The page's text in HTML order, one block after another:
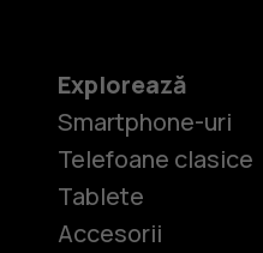
Explorează
Smartphone-uri
Telefoane clasice
Tablete
Accesorii